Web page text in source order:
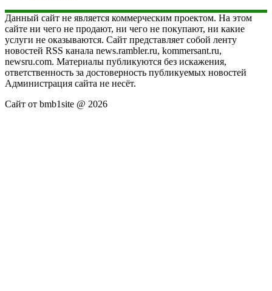
Данный сайт не является коммерческим проектом. На этом
сайте ни чего не продают, ни чего не покупают, ни какие
услуги не оказываются. Сайт представляет собой ленту
новостей RSS канала news.rambler.ru, kommersant.ru,
newsru.com. Материалы публикуются без искажения,
ответственность за достоверность публикуемых новостей
Администрация сайта не несёт.
Сайт от bmb1site @ 2026